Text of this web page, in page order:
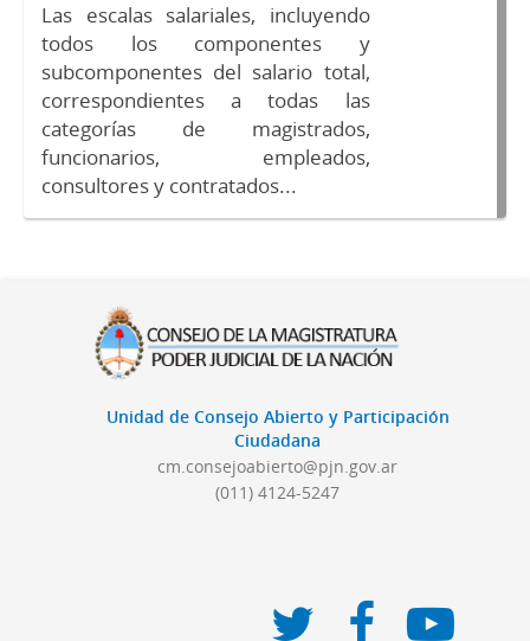
Las escalas salariales, incluyendo
todos los componentes y
subcomponentes del salario total,
correspondientes a todas las
categorías de magistrados,
funcionarios, empleados,
consultores y contratados...
Unidad de Consejo Abierto y Participación
Ciudadana
cm.consejoabierto@pjn.gov.ar
(011) 4124-5247